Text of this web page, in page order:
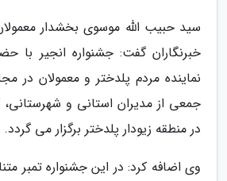
سید حبیب الله موسوی بخشدار
خبرنگاران گفت: جشنواره انجیر با
نماینده مردم پلدختر و معمولان در
جمعی از مدیران استانی و شهرستانی،
در منطقه زیودار پلدختر برگزار می گردد.
وی اضافه کرد: در این جشنواره تمبر